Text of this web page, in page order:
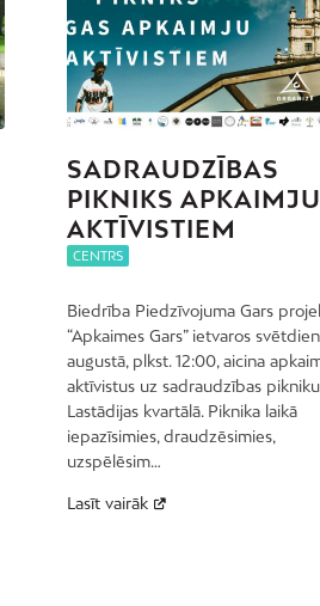
SADRAUDZĪBAS
PIKNIKS APKAIMJU
AKTĪVISTIEM
CENTRS
Biedrība Piedzīvojuma Gars
“Apkaimes Gars” ietvaros
augustā, plkst. 12:00, aicina
aktīvistus uz sadraudzības pikniku
Lastādijas kvartālā. Piknika laikā
iepazīsimies, draudzēsimies,
uzspēlēsim…
Lasīt vairāk